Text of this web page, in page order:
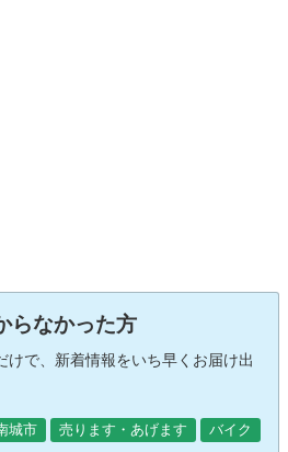
らなかった方
けで、新着情報をいち早くお届け出
城市 売ります・あげます
バイク